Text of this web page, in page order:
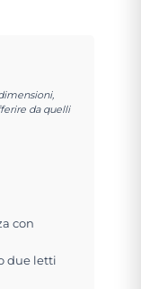
da quelli
con
due letti